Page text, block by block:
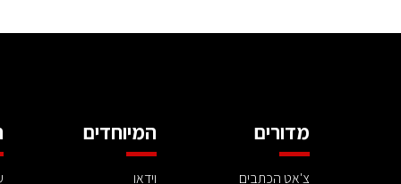
מדורים
צ'אט הכתבים
המיוחדים
וידאו